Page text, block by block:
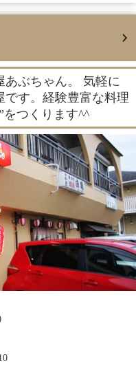
あぶちゃん。 気軽に
す。経験豊富な料理
をつくります^^